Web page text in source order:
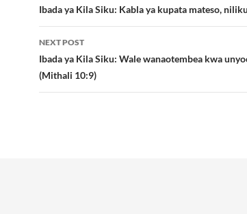
navigation
Ibada ya Kila Siku: Kabla ya kupata mateso,
NEXT POST
Ibada ya Kila Siku: Wale wanaotembea kwa
(Mithali 10:9)